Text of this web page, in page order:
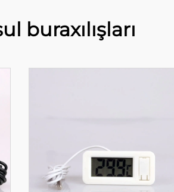
buraxılışları